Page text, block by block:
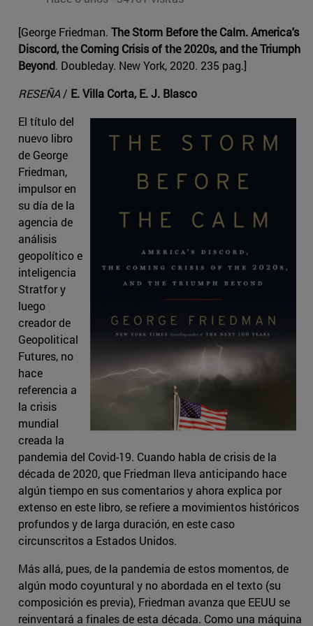
[George Friedman. The Storm Before the Calm. America's
Discord, the Coming Crisis of the 2020s, and the Triumph
Beyond. Doubleday. New York, 2020. 235 pag.]
RESEÑA/ E. Villa Corta, E. J. Blasco
El título del
nuevo libro
de George
Friedman,
impulsor en
su día de la
agencia de
análisis
geopolítico e
inteligencia
Stratfor y
luego
creador de
Geopolitical
Futures, no
hace
referencia a
la crisis
mundial
creada la
pandemia del Covid-19. Cuando habla de crisis de la
década de 2020, que Friedman lleva anticipando hace
algún tiempo en sus comentarios y ahora explica por
extenso en este libro, se refiere a movimientos históricos
profundos y de larga duración, en este caso
circunscritos a Estados Unidos.
Más allá, pues, de la pandemia de estos momentos, de
algún modo coyuntural y no abordada en el texto (su
composición es previa), Friedman avanza que EEUU se
reinventará a finales de esta década. Como una máquina